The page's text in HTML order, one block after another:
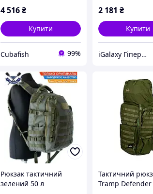
4 516₴
Купити
Cubafish 99%
2 181 ₴
Купити
iGalaxy Гіпермаркет подарунків
Рюкзак тактичний
зелений 50 л
Тактичний
Tramp Defender